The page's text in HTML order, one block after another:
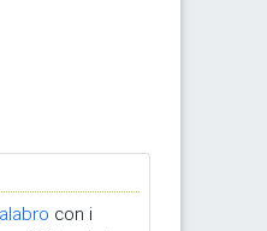
con i